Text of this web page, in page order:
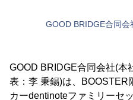
GOOD BRIDGE合同会
GOOD BRIDGE合同会社(本
表：李 秉錫)は、BOOSTER
カーdentinoteファミリーセ